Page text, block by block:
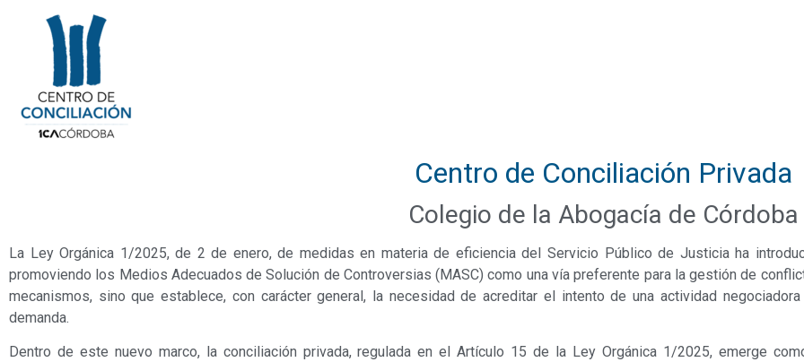
Centro de Conciliación Privada
Colegio de la Abogacía de Córdoba
La Ley Orgánica 1/2025, de 2 de enero, de medidas en materia de eficiencia del Servicio Público de Justicia ha
promoviendo los Medios Adecuados de Solución de Controversias (MASC) como una vía preferente para la gestión de
mecanismos, sino que establece, con carácter general, la necesidad de acreditar el intento de una actividad
demanda.
Dentro de este nuevo marco, la conciliación privada, regulada en el Artículo 15 de la Ley Orgánica 1/2025, emerge